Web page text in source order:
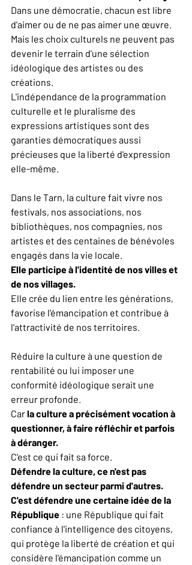
Dans une démocratie, chacun est libre
d'aimer ou de ne pas aimer une œuvre.
Mais les choix culturels ne peuvent pas
devenir le terrain d'une sélection
idéologique des artistes ou des
créations.
L'indépendance de la programmation
culturelle et le pluralisme des
expressions artistiques sont des
garanties démocratiques aussi
précieuses que la liberté d'expression
elle-même.
Dans le Tarn, la culture fait vivre nos
festivals, nos associations, nos
bibliothèques, nos compagnies, nos
artistes et des centaines de bénévoles
engagés dans la vie locale.
Elle participe à l'identité de nos villes et
de nos villages.
Elle crée du lien entre les générations,
favorise l'émancipation et contribue à
l'attractivité de nos territoires.
Réduire la culture à une question de
rentabilité ou lui imposer une
conformité idéologique serait une
erreur profonde.
Car la culture a précisément vocation à
questionner, à faire réfléchir et parfois
à déranger.
C'est ce qui fait sa force.
Défendre la culture, ce n'est pas
défendre un secteur parmi d'autres.
C'est défendre une certaine idée de la
République : une République qui fait
confiance à l'intelligence des citoyens,
qui protège la liberté de création et qui
considère l'émancipation comme un